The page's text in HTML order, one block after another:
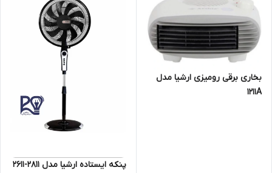
بخاری برقی رومیزی ارشیا مدل
1211A
پنکه ایستاده ارشیا مدل ۲۸۱۱-2611